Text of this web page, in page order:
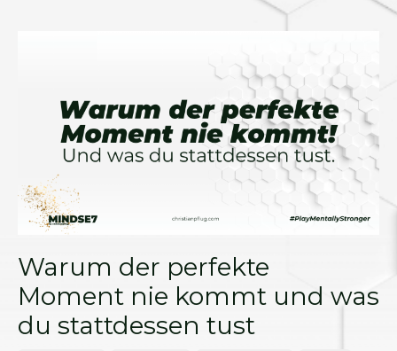
Warum der perfekte
Moment nie kommt und was
du stattdessen tust